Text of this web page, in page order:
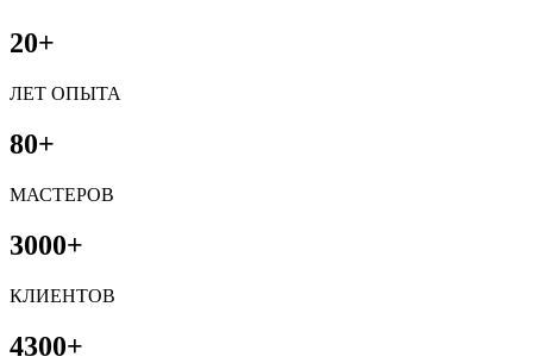
20+
ЛЕТ ОПЫТА
80+
МАСТЕРОВ
3000+
КЛИЕНТОВ
4300+